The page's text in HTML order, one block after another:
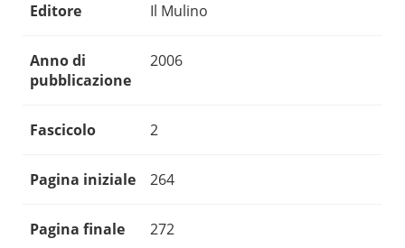
Editore Il Mulino
Anno di
pubblicazione
2006
Fascicolo 2
Pagina iniziale 264
Pagina finale 272